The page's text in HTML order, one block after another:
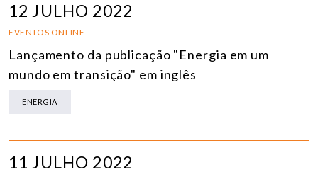
12 JULHO 2022
EVENTOS ONLINE
Lançamento da publicação "Energia em um
mundo em transição" em inglês
ENERGIA
11 JULHO 2022